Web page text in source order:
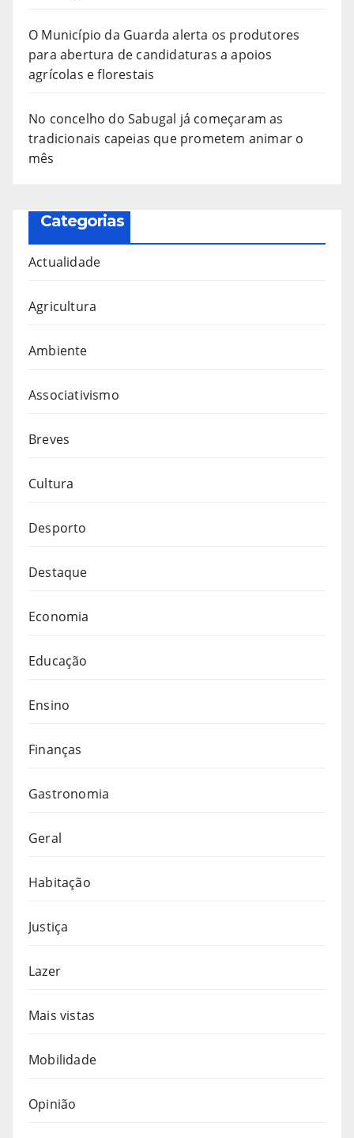
O Município da Guarda alerta os produtores
para abertura de candidaturas a apoios
agrícolas e florestais
No concelho do Sabugal já começaram as
tradicionais capeias que prometem animar o
mês
Categorias
Actualidade
Agricultura
Ambiente
Associativismo
Breves
Cultura
Desporto
Destaque
Economia
Educação
Ensino
Finanças
Gastronomia
Geral
Habitação
Justiça
Lazer
Mais vistas
Mobilidade
Opinião